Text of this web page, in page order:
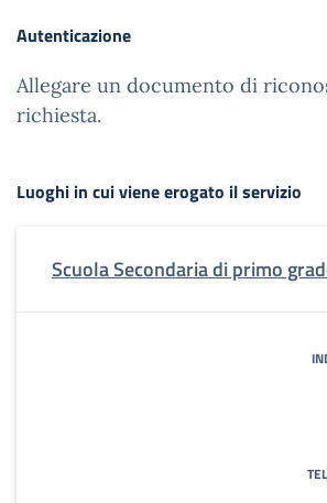
Autenticazione
Allegare un documento di
richiesta.
Luoghi in cui viene erogato il servizio
Scuola Secondaria di primo